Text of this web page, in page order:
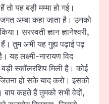
तो यह बड़ी मम्मा हो गई।
अम्बा कहा जाता है। उनको
सरस्वती ज्ञान ज्ञानेश्वरी,
हैं। तुम अभी यह गुह्य पढ़ाई पढ़
यह लक्ष्मी-नारायण विद
स्कॉलरशिप मिली है। कोई
हो सके याद करो। इसको
बाप कहते हैं तुमको सभी वेदों,